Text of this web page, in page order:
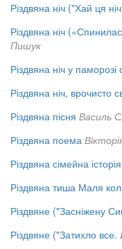
Різдвяна ніч ("Хай ця
Різдвяна ніч
Пишук
Різдвяна ніч у паморозі
Різдвяна ніч, врочисто
Різдвяна пісня Василь
Різдвяна поема
Різдвяна сімейна історія
Різдвяна тиша Маля
Різдвяне ("Засніжену
Різдвяне ("Затихло все.